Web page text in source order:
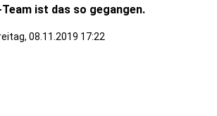
ist das so gegangen.
08.11.2019 17:22